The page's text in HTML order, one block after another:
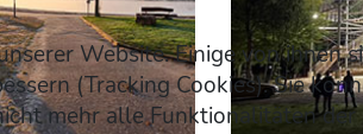
Website. Einige von ihnen
(Tracking Cookies). Sie
mehr alle Funktionalitäten der